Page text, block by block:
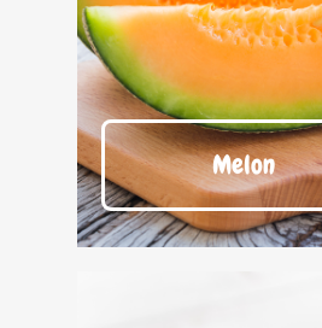
Melon